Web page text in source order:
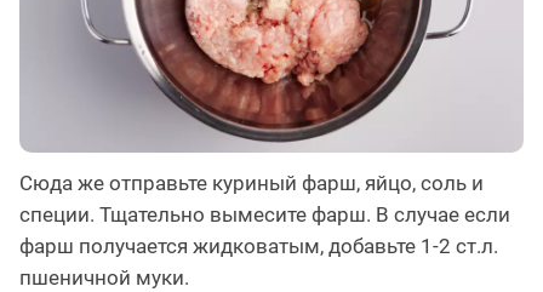
Сюда же отправьте куриный фарш, яйцо, соль и
специи. Тщательно вымесите фарш. В случае если
фарш получается жидковатым, добавьте 1-2 ст.л.
пшеничной муки.